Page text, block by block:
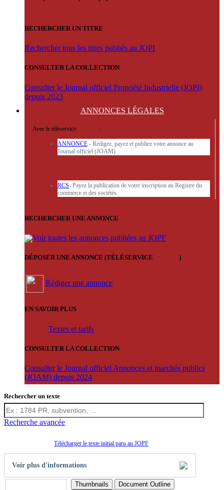
RECHERCHER UN TITRE
Rechercher tous les titres publiés au JOPI
CONSULTER LA COLLECTION
Consulter le Journal officiel Propriété Industrielle (JOPI)
depuis 2023
ANNONCES LÉGALES
Avec le téléservice :
ANNONCE - Rédigez, payez et publiez votre annonce au
Journal officiel (JOAM)
RCS- Payez la publication de votre inscription au Registre du
commerce et des sociétés.
RECHERCHER UNE ANNONCE
Voir toutes les annonces publiées au JOPF
DÉPOSER UNE ANNONCE (TÉLÉSERVICE )
Rédiger une annonce
EN SAVOIR PLUS
Textes et tarifs
CONSULTER LA COLLECTION
Consulter le Journal officiel Annonces et marchés publics
(JOAM) depuis 2024
Rechercher un texte
Recherche avancée
Télécharger le texte initial paru au JOPF
Voir plus d'informations
Thumbnails
Document Outline